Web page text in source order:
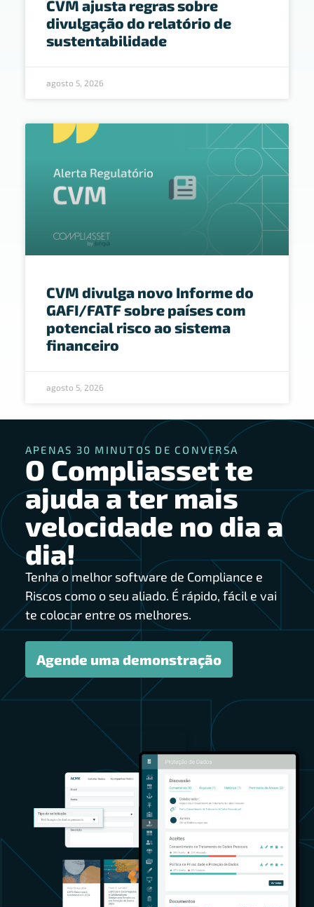
CVM ajusta regras sobre
divulgação do relatório de
sustentabilidade
agosto 5, 2026
CVM divulga novo Informe do
GAFI/FATF sobre países com
potencial risco ao sistema
financeiro
agosto 5, 2026
APENAS 30 MINUTOS DE CONVERSA
O Compliasset te
ajuda a ter mais
velocidade no dia a
dia!
Tenha o melhor software de Compliance e
Riscos como o seu aliado. É rápido, fácil e vai
te colocar entre os melhores.
Agende uma demonstração